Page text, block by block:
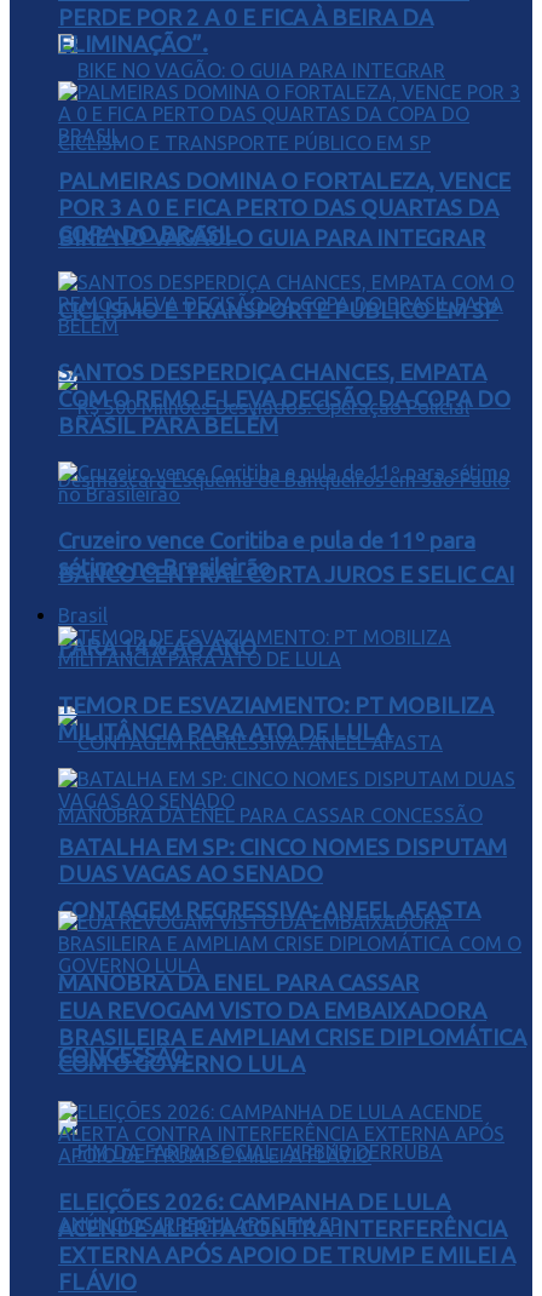
BIKE NO VAGÃO: O GUIA PARA INTEGRAR
CICLISMO E TRANSPORTE PÚBLICO EM SP
BANCO CENTRAL CORTA JUROS E SELIC CAI
PARA 14% AO ANO
CONTAGEM REGRESSIVA: ANEEL AFASTA
MANOBRA DA ENEL PARA CASSAR
CONCESSÃO
PERDE POR 2 A 0 E FICA À BEIRA DA
ELIMINAÇÃO”.
PALMEIRAS DOMINA O FORTALEZA, VENCE
POR 3 A 0 E FICA PERTO DAS QUARTAS DA
COPA DO BRASIL
SANTOS DESPERDIÇA CHANCES, EMPATA
COM O REMO E LEVA DECISÃO DA COPA DO
BRASIL PARA BELÉM
Cruzeiro vence Coritiba e pula de 11º para
sétimo no Brasileirão
Brasil
TEMOR DE ESVAZIAMENTO: PT MOBILIZA
MILITÂNCIA PARA ATO DE LULA
BATALHA EM SP: CINCO NOMES DISPUTAM
DUAS VAGAS AO SENADO
EUA REVOGAM VISTO DA EMBAIXADORA
BRASILEIRA E AMPLIAM CRISE DIPLOMÁTICA
COM O GOVERNO LULA
ELEIÇÕES 2026: CAMPANHA DE LULA
ACENDE ALERTA CONTRA INTERFERÊNCIA
EXTERNA APÓS APOIO DE TRUMP E MILEI A
FLÁVIO